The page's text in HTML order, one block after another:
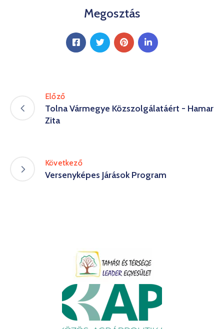
Megosztás
Előző
Tolna Vármegye Közszolgálatáért - Hamar
Zita
Következő
Versenyképes Járások Program